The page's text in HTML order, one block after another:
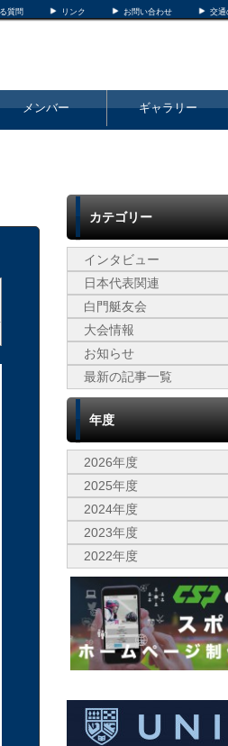
質問 リンク お問い合わせ 交通
メンバー ギャラリー
カテゴリー
インタビュー
日本代表関連
白門艇友会
大会情報
お知らせ
最新の記事一覧
年度
2026年度
2025年度
2024年度
2023年度
2022年度